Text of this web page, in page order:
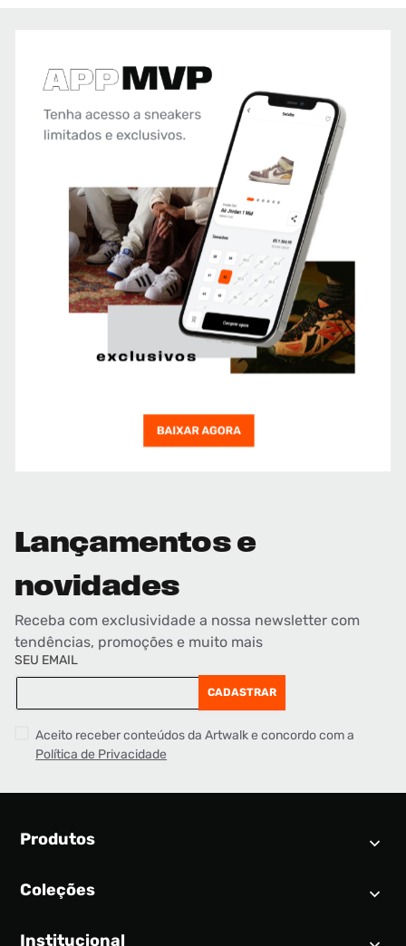
Lançamentos e
novidades
Receba com exclusividade a nossa newsletter com
tendências, promoções e muito mais
SEU EMAIL
CADASTRAR
Aceito receber conteúdos da Artwalk e concordo com a
Política de Privacidade
Produtos
Calendário SNEAKER
Coleções
Institucional